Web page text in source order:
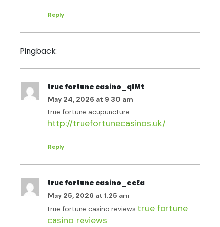
Reply
Pingback:
true fortune casino_qlMt
May 24, 2026 at 9:30 am
true fortune acupuncture
http://truefortunecasinos.uk/ .
Reply
true fortune casino_ecEa
May 25, 2026 at 1:25 am
true fortune casino reviews true fortune
casino reviews .